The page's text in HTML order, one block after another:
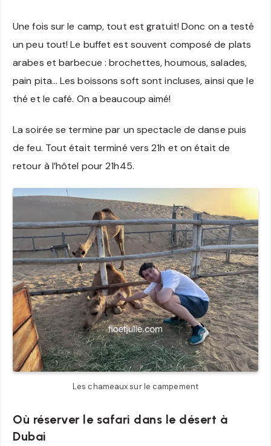
Une fois sur le camp, tout est gratuit! Donc on a testé
un peu tout! Le buffet est souvent composé de plats
arabes et barbecue : brochettes, houmous, salades,
pain pita… Les boissons soft sont incluses, ainsi que le
thé et le café. On a beaucoup aimé!
La soirée se termine par un spectacle de danse puis
de feu. Tout était terminé vers 21h et on était de
retour à l’hôtel pour 21h45.
Les chameaux sur le campement
Où réserver le safari dans le désert à
Dubai